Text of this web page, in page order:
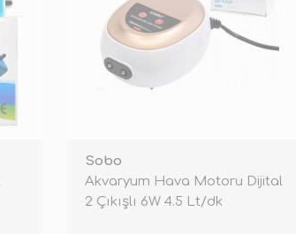
Sobo
Akvaryum Hava Motoru Dijital
2 Çıkışlı 6W 4.5 Lt/dk